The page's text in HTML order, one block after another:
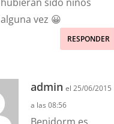
alguna vez 😀
RESPONDER
admin el 25/06/2015
a las 08:56
Benidorm es